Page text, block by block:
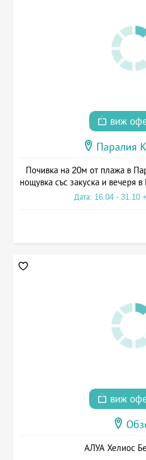
виж
Паралия
Почивка на 20м от плажа в
нощувка със закуска и вечеря
Дата: 16.04 - 31.10
виж
АЛУА Хелиос